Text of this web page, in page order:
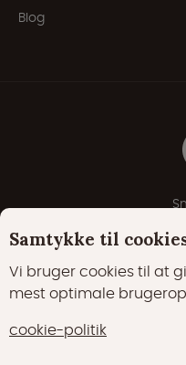
Blog
Erklæring om
22000 Synes
Samtykke til
Vi bruger cookies til at
mest optimale
cookie-politik